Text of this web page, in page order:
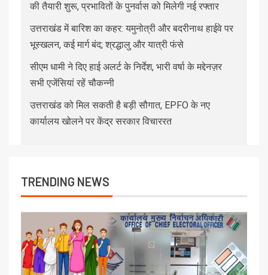
की तैयारी शुरू, प्रभावितों के पुनर्वास को मिलेगी नई रफ्तार
उत्तराखंड में बारिश का कहर: यमुनोत्री और बदरीनाथ हाईवे पर
भूस्खलन, कई मार्ग बंद; श्रद्धालु और यात्री फंसे
सीएम धामी ने दिए हाई अलर्ट के निर्देश, भारी वर्षा के मद्देनज़र
सभी एजेंसियां रहें चौकन्नी
उत्तराखंड को मिल सकती है बड़ी सौगात, EPFO के नए
कार्यालय खोलने पर केंद्र सरकार विचाररत
TRENDING NEWS